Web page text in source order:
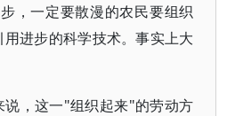
，一定要散漫的农民要组织
进步的科学技术。事实上大
说，这一"组织起来"的劳动方